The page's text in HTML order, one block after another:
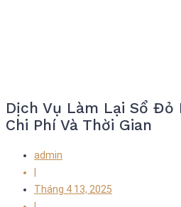
Dịch Vụ Làm Lại Sổ Đỏ
Chi Phí Và Thời Gian
admin
Tháng 4 13, 2025